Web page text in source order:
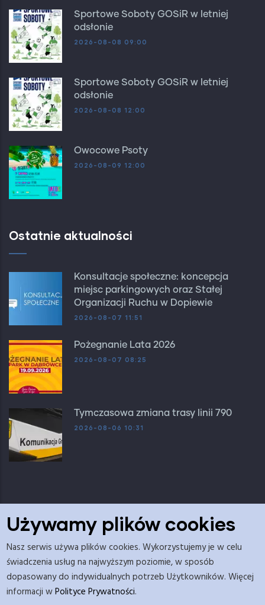
Sportowe Soboty GOSiR w letniej
odsłonie
2026-08-08 09:00
Sportowe Soboty GOSiR w letniej
odsłonie
2026-08-08 12:00
Owocowe Psoty
2026-08-09 12:00
Ostatnie aktualności
Konsultacje społeczne: koncepcja
miejsc parkingowych oraz Stałej
Organizacji Ruchu w Dopiewie
2026-08-07 11:51
Pożegnanie Lata 2026
2026-08-07 08:25
Tymczasowa zmiana trasy linii 790
2026-08-06 10:31
Adres redakcji: Urząd Gminy Dopiewo, Budynek C ul.
Leśna 2a, pok. nr 5.
Wydawca: Gmina Dopiewo
Używamy plików cookies
Nasz serwis używa plików cookies. Wykorzystujemy je w celu
świadczenia usług na najwyższym poziomie, w sposób
dopasowany do indywidualnych potrzeb Użytkowników. Więcej
informacji wPolityce Prywatności.